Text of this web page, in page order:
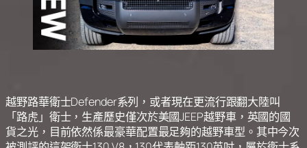
越野路華衛士Defender系列，或者現在更流行跟翻大陸叫
「路虎」衛士，生產歷史僅次於美國JEEP越野車，英國的國
貨之光，目前依然係最豪華配置最足夠的越野車型。其中今次